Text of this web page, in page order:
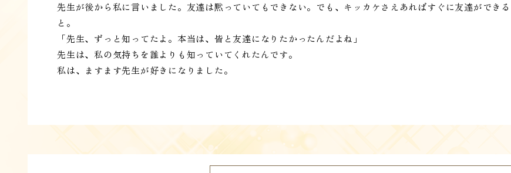
先生が後から私に言いました。友達は黙っていてもできない。でも、キッカケさえあればすぐに友達ができる
と。
「先生、ずっと知ってたよ。本当は、皆と友達になりたかったんだよね」
先生は、私の気持ちを誰よりも知っていてくれたんです。
私は、ますます先生が好きになりました。